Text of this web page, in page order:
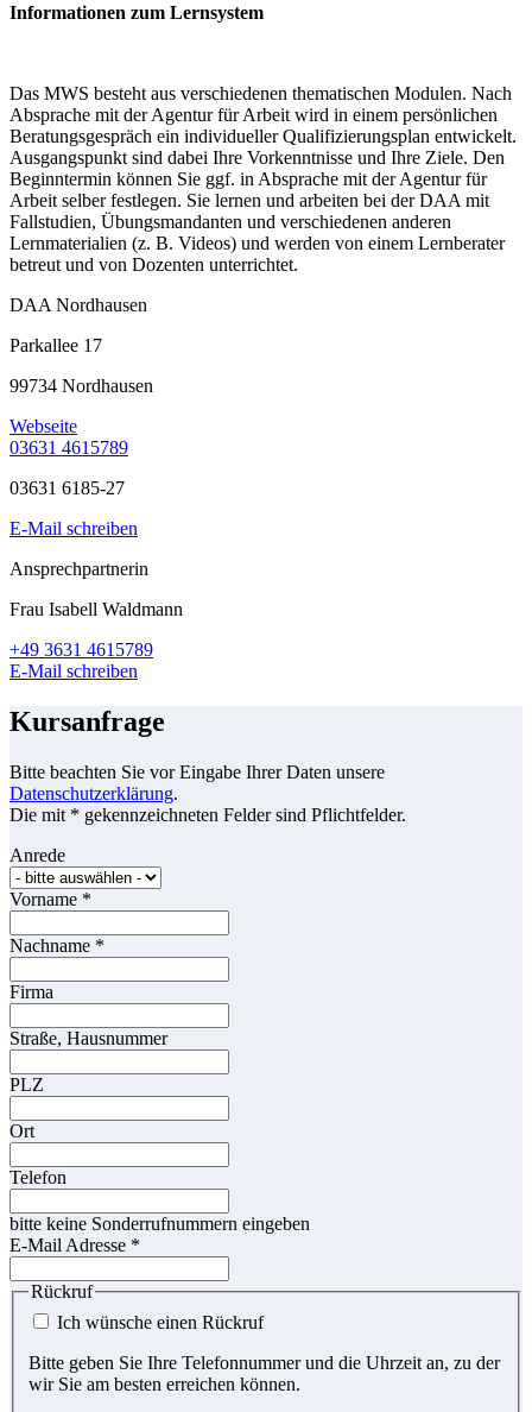
Informationen zum Lernsystem
Das MWS besteht aus verschiedenen thematischen Modulen. Nach
Absprache mit der Agentur für Arbeit wird in einem persönlichen
Beratungsgespräch ein individueller Qualifizierungsplan entwickelt.
Ausgangspunkt sind dabei Ihre Vorkenntnisse und Ihre Ziele. Den
Beginntermin können Sie ggf. in Absprache mit der Agentur für
Arbeit selber festlegen. Sie lernen und arbeiten bei der DAA mit
Fallstudien, Übungsmandanten und verschiedenen anderen
Lernmaterialien (z. B. Videos) und werden von einem Lernberater
betreut und von Dozenten unterrichtet.
DAA Nordhausen
Parkallee 17
99734 Nordhausen
Webseite
03631 4615789
03631 6185-27
E-Mail schreiben
Ansprechpartnerin
Frau Isabell Waldmann
+49 3631 4615789
E-Mail schreiben
Kursanfrage
Bitte beachten Sie vor Eingabe Ihrer Daten unsere
Datenschutzerklärung.
Die mit * gekennzeichneten Felder sind Pflichtfelder.
Anrede
Vorname *
Nachname *
Firma
Straße, Hausnummer
PLZ
Ort
Telefon
bitte keine Sonderrufnummern eingeben
E-Mail Adresse *
Rückruf
Ich wünsche einen Rückruf
Bitte geben Sie Ihre Telefonnummer und die Uhrzeit an, zu der
wir Sie am besten erreichen können.